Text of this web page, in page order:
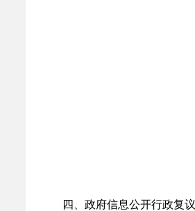
四、政府信息公开行政复